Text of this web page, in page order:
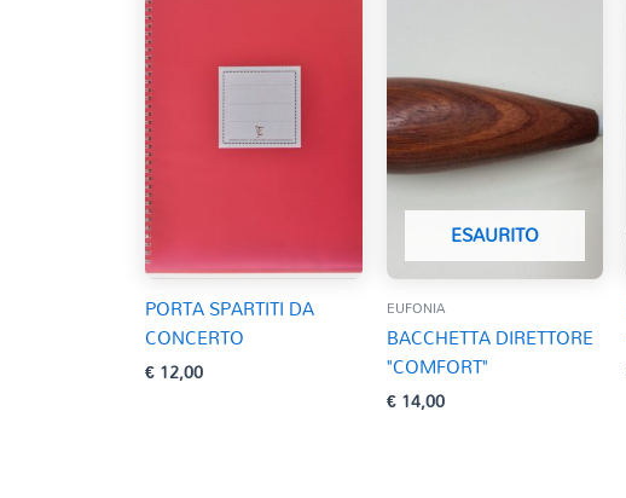
PORTA SPARTITI DA
CONCERTO
€12,00
ESAURITO
EUFONIA
BACCHETTA DIRETTORE
"COMFORT"
€14,00